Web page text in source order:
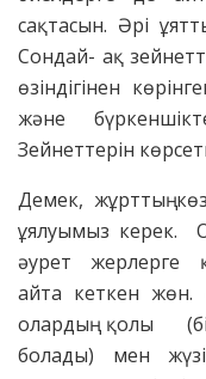
сақтасын. Әрі
Сондай- ақ
өзіндігінен
және
Зейнеттерін
Демек, жұрттың
ұялуымыз
әурет жерлерге
айта кеткен жөн.
олардың қолы
болады) мен